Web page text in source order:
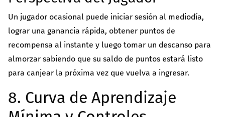
Un jugador ocasional puede iniciar sesión al mediodía,
lograr una ganancia rápida, obtener puntos de
recompensa al instante y luego tomar un descanso para
almorzar sabiendo que su saldo de puntos estará listo
para canjear la próxima vez que vuelva a ingresar.
8. Curva de Aprendizaje